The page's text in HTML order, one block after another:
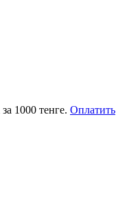
за 1000 тенге. Оплатить